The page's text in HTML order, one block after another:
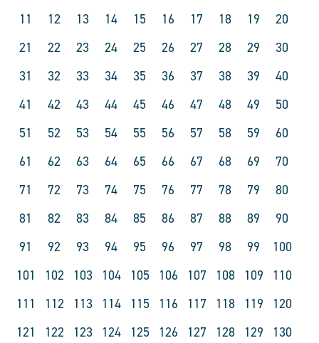
11
12 13 14 15 16 17 18 19
20
21
22 23 24 25 26 27 28 29
30
31
32 33 34 35 36 37 38 39
40
41
42 43 44 45 46 47 48 49
50
51
52 53 54 55 56 57 58 59
60
61
62 63 64 65 66 67 68 69
70
71
72 73 74 75 76 77 78 79
80
81
82 83 84 85 86 87 88 89
90
91
92 93 94 95 96 97 98 99
100
101
102 103 104 105 106 107 108 109
110
111
112 113 114 115 116 117 118 119
120
121
122 123 124 125 126 127 128 129
130